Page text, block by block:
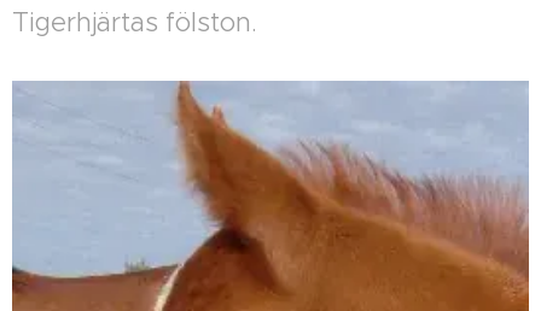
Tigerhjärtas fölston.